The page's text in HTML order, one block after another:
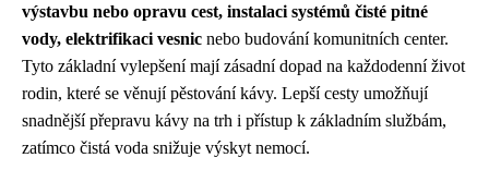
výstavbu nebo opravu cest, instalaci systémů čisté pitné
vody, elektrifikaci vesnic nebo budování komunitních center.
Tyto základní vylepšení mají zásadní dopad na každodenní život
rodin, které se věnují pěstování kávy. Lepší cesty umožňují
snadnější přepravu kávy na trh i přístup k základním službám,
zatímco čistá voda snižuje výskyt nemocí.